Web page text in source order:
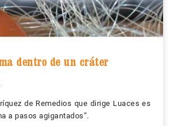
dentro de un cráter
de Remedios que dirige Luaces es
a pasos agigantados”.